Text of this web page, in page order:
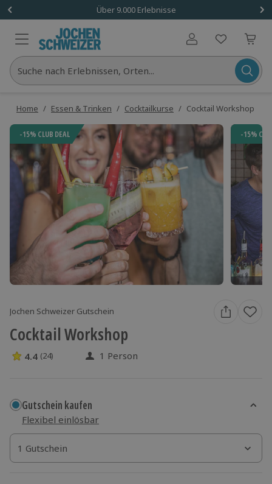
Über 9.000 Erlebnisse
Benutzerkonto
Suche nach Erlebnissen, Orten...
Home / Essen & Trinken / Cocktailkurse / Cocktail Workshop
-15% CLUB DEAL -15%
Jochen Schweizer Gutschein
Cocktail Workshop
4.4 Sterne von 5 aus 24 Bewertungen
4.4 (24) 1 Person
Gutschein kaufen
Flexibel einlösbar
1 Gutschein
1 Gutschein
1 Gutschein